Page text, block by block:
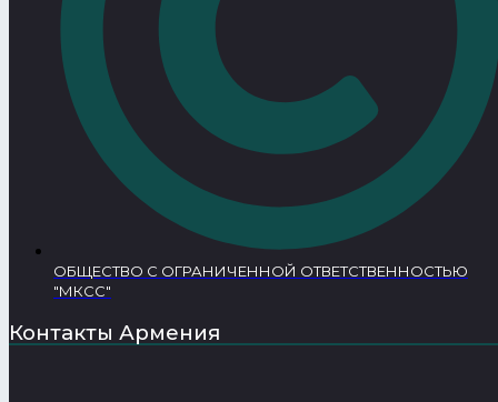
ОБЩЕСТВО С ОГРАНИЧЕННОЙ ОТВЕТСТВЕННОСТЬЮ
"МКСС"
Контакты Армения